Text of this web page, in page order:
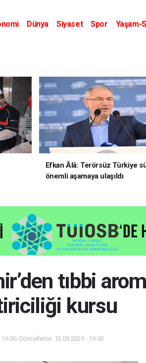
Dünya Siyaset Spor
Yaşam-
Efkan Âlâ: Terörsüz Türkiye
önemli aşamaya ulaşıldı
tıbbi
kursu
Güncelleme: 13.09.2025 - 19:00